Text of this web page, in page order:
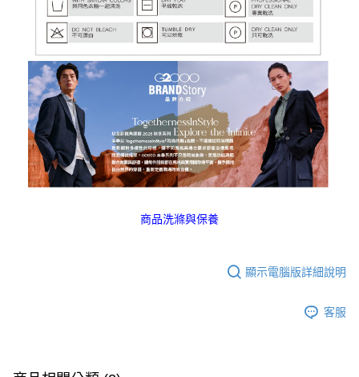
商品洗滌與保養
顯示電腦版詳細說明
客服